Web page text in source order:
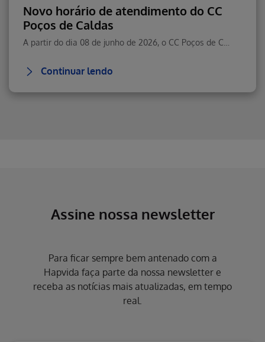
Novo horário de atendimento do CC
Poços de Caldas
Continuar lendo
Assine nossa newsletter
Para ficar sempre bem antenado com a
Hapvida faça parte da nossa newsletter e
receba as notícias mais atualizadas, em tempo
real.